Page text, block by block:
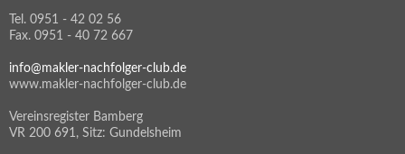
Tel. 0951 - 42 02 56
Fax. 0951 - 40 72 667
info@makler-nachfolger-club.de
www.makler-nachfolger-club.de
Vereinsregister Bamberg
VR 200 691, Sitz: Gundelsheim